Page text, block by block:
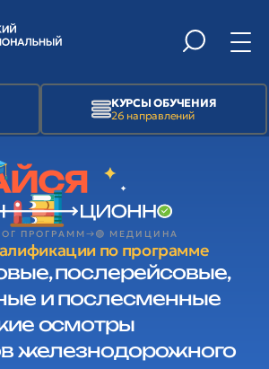
КУРСЫ ОБУЧЕНИЯ
26 направлений
ПРОГРАММ 🟢 МЕДИЦИНА
по программе
послерейсовые,
и послесменные
осмотры
железнодорожного